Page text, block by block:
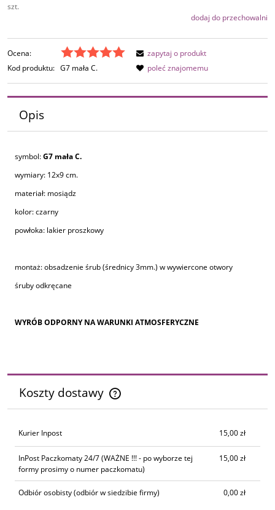
szt.
dodaj do przechowalni
Ocena:
Kod produktu: G7 mała C.
zapytaj o produkt
poleć znajomemu
Opis
symbol:G7 mała C.
wymiary: 12x9 cm.
materiał: mosiądz
kolor: czarny
powłoka: lakier proszkowy
montaż: obsadzenie śrub (średnicy 3mm.) w wywiercone otwory
śruby odkręcane
WYRÓB ODPORNY NA WARUNKI ATMOSFERYCZNE
Koszty dostawy
Cena nie zawiera ewentualnych kosztów płatności
Kurier Inpost 15,00 zł
InPost Paczkomaty 24/7(WAŻNE !!! - po wyborze tej
formy prosimy o numer paczkomatu)
15,00 zł
Odbiór osobisty(odbiór w siedzibie firmy) 0,00 zł